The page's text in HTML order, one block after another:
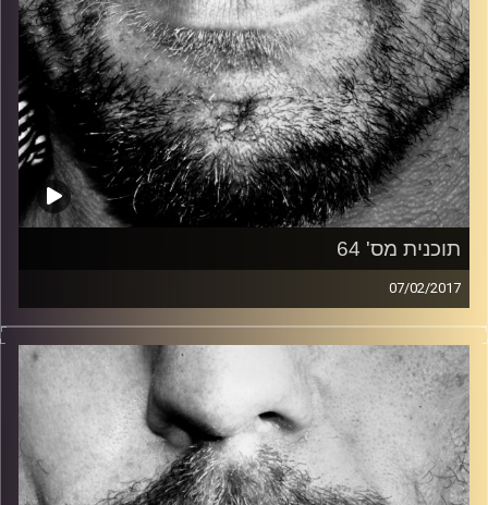
תוכנית מס' 64
07/02/2017
זיפים, מוזיקה מחוספסת של הופעות חיות. הרבה ג'אם, רוק,
בלוז, bluegrass, ג'אז, Fאנק, פרוגרסיב ואפילו אלקטרוניקה.
כל מה שחי, אמיתי ונושם.
עם שמוליק רגב.
קרדיט תמונות: David Goehring